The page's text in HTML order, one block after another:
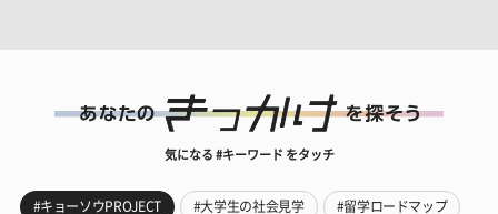
気になる #キーワード をタッチ
#キョーソウPROJECT #大学生の社会見学 #留学ロードマップ